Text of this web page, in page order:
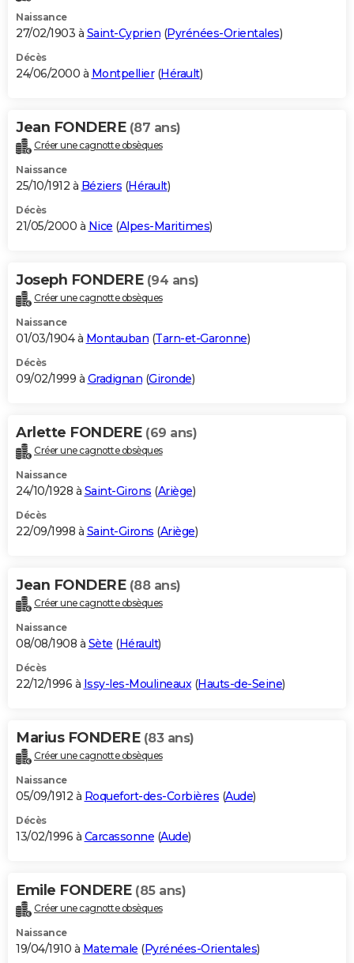
Naissance
27/02/1903 à Saint-Cyprien (Pyrénées-Orientales)
Décès
24/06/2000 à Montpellier(Hérault)
Jean FONDERE (87 ans)
Créer une cagnotte obsèques
Naissance
25/10/1912 à Béziers (Hérault)
Décès
21/05/2000 à Nice (Alpes-Maritimes)
Joseph FONDERE (94 ans)
Créer une cagnotte obsèques
Naissance
01/03/1904 à Montauban (Tarn-et-Garonne)
Décès
09/02/1999 à Gradignan (Gironde)
Arlette FONDERE (69 ans)
Créer une cagnotte obsèques
Naissance
24/10/1928 à Saint-Girons (Ariège)
Décès
22/09/1998 à Saint-Girons (Ariège)
Jean FONDERE (88 ans)
Créer une cagnotte obsèques
Naissance
08/08/1908 à Sète (Hérault)
Décès
22/12/1996 à Issy-les-Moulineaux(Hauts-de-Seine)
Marius FONDERE (83 ans)
Créer une cagnotte obsèques
Naissance
05/09/1912 à Roquefort-des-Corbières (Aude)
Décès
13/02/1996 à Carcassonne (Aude)
Emile FONDERE (85 ans)
Créer une cagnotte obsèques
Naissance
19/04/1910 à Matemale (Pyrénées-Orientales)